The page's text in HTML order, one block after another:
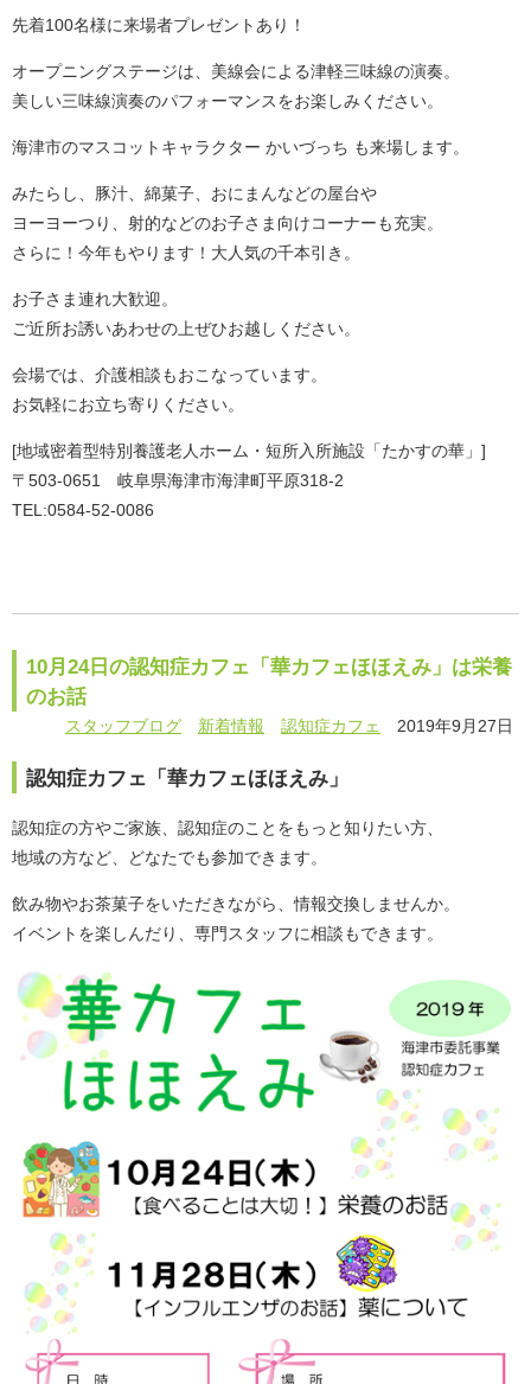
先着100名様に来場者プレゼントあり！
オープニングステージは、美線会による津軽三味線の演奏。
美しい三味線演奏のパフォーマンスをお楽しみください。
海津市のマスコットキャラクター かいづっち も来場します。
みたらし、豚汁、綿菓子、おにまんなどの屋台や
ヨーヨーつり、射的などのお子さま向けコーナーも充実。
さらに！今年もやります！大人気の千本引き。
お子さま連れ大歓迎。
ご近所お誘いあわせの上ぜひお越しください。
会場では、介護相談もおこなっています。
お気軽にお立ち寄りください。
[地域密着型特別養護老人ホーム・短所入所施設「たかすの華」]
〒503-0651 岐阜県海津市海津町平原318-2
TEL:0584-52-0086
10月24日の認知症カフェ「華カフェほほえみ」は栄養
のお話
スタッフブログ 新着情報 認知症カフェ 2019年9月27日
認知症カフェ「華カフェほほえみ」
認知症の方やご家族、認知症のことをもっと知りたい方、
地域の方など、どなたでも参加できます。
飲み物やお茶菓子をいただきながら、情報交換しませんか。
イベントを楽しんだり、専門スタッフに相談もできます。